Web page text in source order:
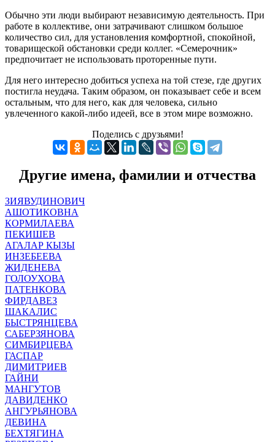
Обычно эти люди выбирают независимую деятельность. При
работе в коллективе, они затрачивают слишком большое
количество сил, для установления комфортной, спокойной,
товарищеской обстановки среди коллег. «Семерочник»
предпочитает не использовать проторенные пути.
Для него интересно добиться успеха на той стезе, где других
постигла неудача. Таким образом, он показывает себе и всем
остальным, что для него, как для человека, сильно
увлеченного какой-либо идеей, все в этом мире возможно.
Поделись с друзьями!
Другие имена, фамилии и отчества
ЗИЯВУДИНОВИЧ
АШОТИКОВНА
КОРМИЛАЕВА
ПЕКИШЕВ
АГАЛАР КЫЗЫ
ИНЗЕБЕЕВА
ЖИДЕНЕВА
ГОЛОУХОВА
ПАТЕНКОВА
ФИРДАВЕЗ
ШАКАЛИС
БЫСТРЯНЦЕВА
САБЕРЗЯНОВА
СИМБИРЦЕВА
ГАСПАР
ДИМИТРИЕВ
ГАЙНИ
МАНГУТОВ
ДАВИДЕНКО
АНГУРЬЯНОВА
ДЕВИНА
БЕХТЯГИНА